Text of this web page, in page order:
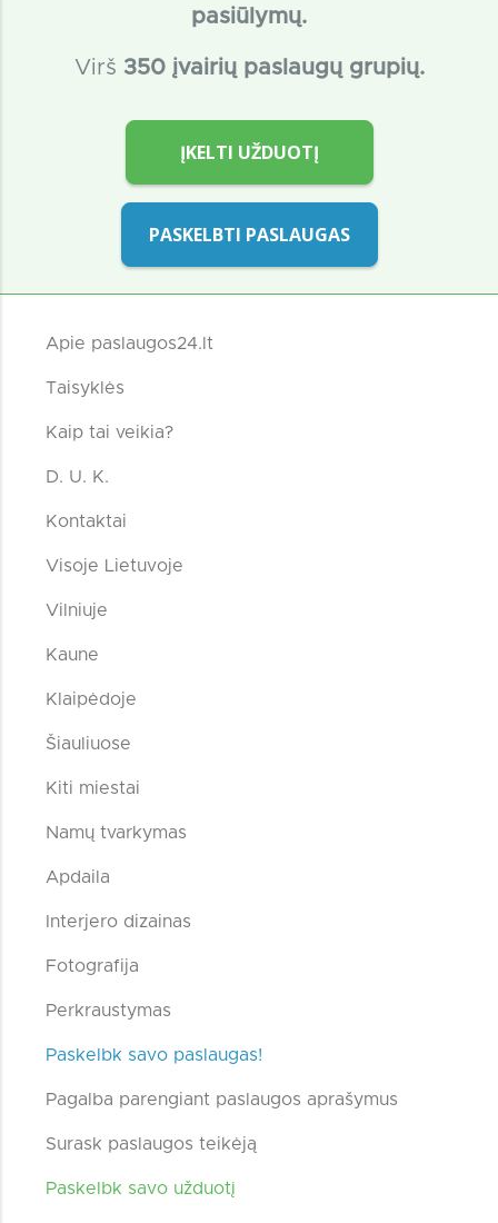
pasiūlymų.
Virš 350 įvairių paslaugų grupių.
ĮKELTI UŽDUOTĮ
PASKELBTI PASLAUGAS
Apie paslaugos24.lt
Taisyklės
Kaip tai veikia?
D. U. K.
Kontaktai
Visoje Lietuvoje
Vilniuje
Kaune
Klaipėdoje
Šiauliuose
Kiti miestai
Namų tvarkymas
Apdaila
Interjero dizainas
Fotografija
Perkraustymas
Paskelbk savo paslaugas!
Pagalba parengiant paslaugos aprašymus
Surask paslaugos teikėją
Paskelbk savo užduotį